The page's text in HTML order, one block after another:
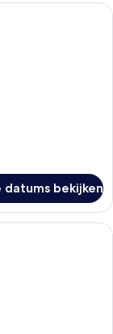
hotelkamer met een
datums bekijken
met een bank, een